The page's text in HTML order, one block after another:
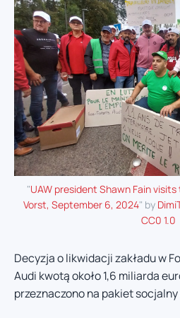
"UAW president Shawn Fain
Vorst, September 6, 2024" by
CC0 1.0
Decyzja o likwidacji zakładu w
Audi kwotą około 1,6 miliarda
przeznaczono na pakiet